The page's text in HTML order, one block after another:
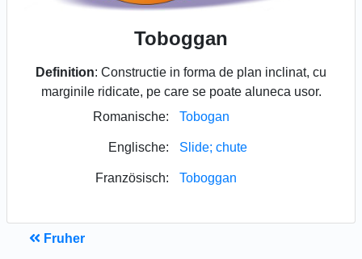
Toboggan
Definition: Constructie in forma de plan inclinat, cu
marginile ridicate, pe care se poate aluneca usor.
Romanische:
Tobogan
Englische: Slide; chute
Französisch: Toboggan
Fruher